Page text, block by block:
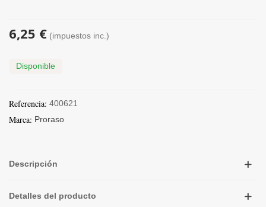
6,25 € (impuestos inc.)
Disponible
Referencia: 400621
Marca: Proraso
Descripción
Detalles del producto